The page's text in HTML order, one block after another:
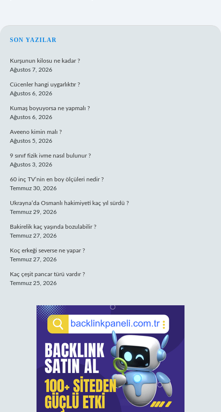
SIDEBAR
SON YAZILAR
Kurşunun kilosu ne kadar ?
Ağustos 7, 2026
Cücenler hangi uygarlıktır ?
Ağustos 6, 2026
Kumaş boyuyorsa ne yapmalı ?
Ağustos 6, 2026
Aveeno kimin malı ?
Ağustos 5, 2026
9 sınıf fizik ivme nasıl bulunur ?
Ağustos 3, 2026
60 inç TV’nin en boy ölçüleri nedir ?
Temmuz 30, 2026
Ukrayna’da Osmanlı hakimiyeti kaç yıl sürdü ?
Temmuz 29, 2026
Bakirelik kaç yaşında bozulabilir ?
Temmuz 27, 2026
Koç erkeği severse ne yapar ?
Temmuz 27, 2026
Kaç çeşit pancar türü vardır ?
Temmuz 25, 2026